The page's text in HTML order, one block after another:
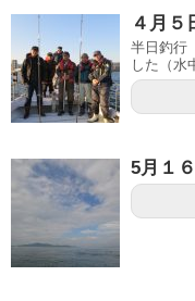
４月５
半日釣行
した（水
5月１